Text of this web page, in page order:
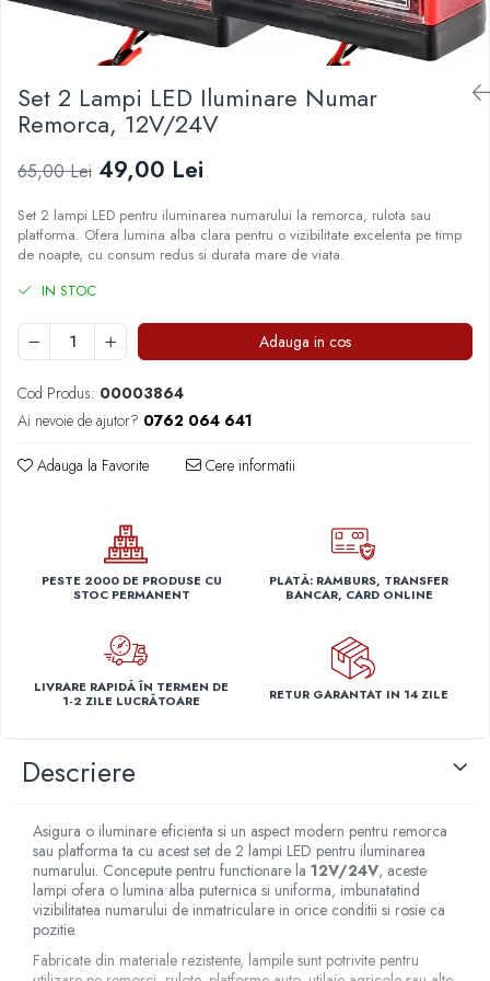
Pleoape ABS
Pleoape Fibra
Prezoane antifurt
Prize de aer
Stergatoare
Suspensi auto
Capace janta Opel
Capace janta Peugeot
Capace janta VW
Capace jante Renault
Capace jante Seat
Capace r13 Peugeot
Capace r13 Seat
Capace r13 Suzuki
Capace r13 Toyota
Capace r13 Volvo
Capace roti marimea 14'
Capace r14 Audi
Capace r14 BMW
Capace r14 Dacia
Capace r14 Hyundai
Capace r14 Kia
Capace r14 Mazda
Capace r14 Opel
Capace r14 Seat
Capace r14 Skoda
Capace r14 Volvo
Capace r14 VW
Capace roti marimea 15'
Capace r15 Audi
Capace r15 Chevrolet
Capace r15 Citroen
Capace r15 Dacia
Capace r15 Daewo
Capace r15 Ford
Capace r15 Hyundai
Ornamente & Embleme VW
Covorase Seat
Covorase Skoda
Covorase Toyota
Covorase Volvo
Covorase VW
Covorase VW
Set 2 Lampi LED Iluminare Numar
Remorca, 12V/24V
65,00 Lei 49,00 Lei
Set 2 lampi LED pentru iluminarea numarului la remorca, rulota sau
platforma. Ofera lumina alba clara pentru o vizibilitate excelenta pe timp
de noapte, cu consum redus si durata mare de viata.
IN STOC
Adauga in cos
Cod Produs: 00003864
Ai nevoie de ajutor? 0762 064 641
Adauga la Favorite Cere informatii
PESTE 2000 DE PRODUSE CU
STOC PERMANENT
PLATĂ: RAMBURS, TRANSFER
BANCAR, CARD ONLINE
LIVRARE RAPIDĂ ÎN TERMEN DE
1-2 ZILE LUCRĂTOARE
RETUR GARANTAT IN 14 ZILE
Descriere
Asigura o iluminare eficienta si un aspect modern pentru remorca
sau platforma ta cu acest set de 2 lampi LED pentru iluminarea
numarului. Concepute pentru functionare la 12V/24V, aceste
lampi ofera o lumina alba puternica si uniforma, imbunatatind
vizibilitatea numarului de inmatriculare in orice conditii si rosie ca
pozitie.
Fabricate din materiale rezistente, lampile sunt potrivite pentru